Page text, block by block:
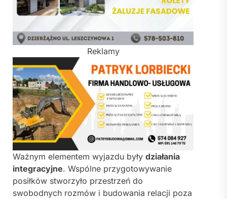
Reklamy
Ważnym elementem wyjazdu były działania
integracyjne. Wspólne przygotowywanie
posiłków stworzyło przestrzeń do
swobodnych rozmów i budowania relacji poza